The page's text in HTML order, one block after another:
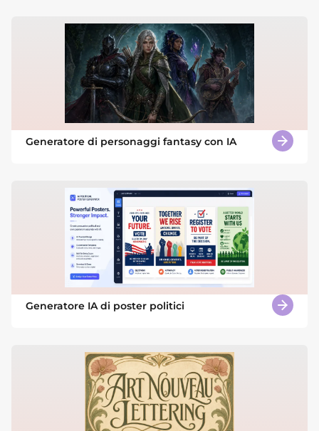
Generatore di personaggi fantasy con IA
Generatore IA di poster politici